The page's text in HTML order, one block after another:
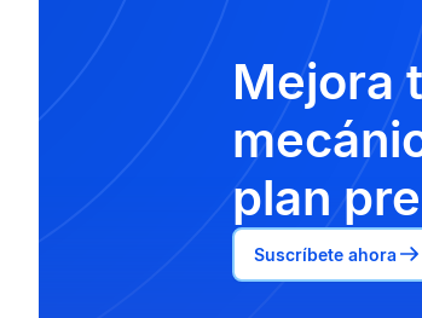
Mejora
plan
Suscríbete ahora